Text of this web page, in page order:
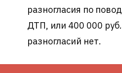
разногласия по
ДТП, или 400 000
разногласий нет.